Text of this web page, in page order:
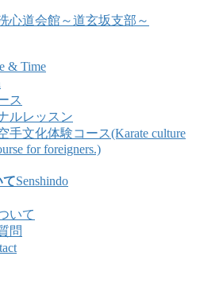
& Time
ス
ルレッスン
手文化体験コース(Karate culture
for foreigners.)
てSenshindo
いて
問